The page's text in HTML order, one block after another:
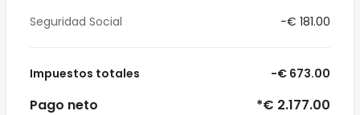
Seguridad Social -€ 181.00
Impuestos totales -€ 673.00
Pago neto *€ 2.177.00